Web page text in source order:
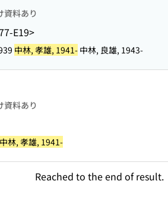
資料あり
E19>
中林, 孝雄, 1941- 中林, 良雄, 1943-
資料あり
中林, 孝雄, 1941-
Reached to the end of result.